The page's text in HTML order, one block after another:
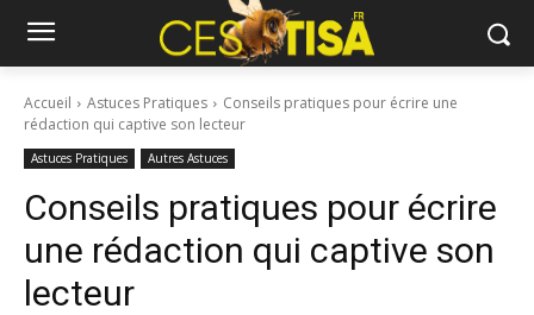
Accueil Astuces Pratiques
Conseils pratiques pour écrire une
rédaction qui captive son lecteur
Astuces Pratiques Autres Astuces
Conseils pratiques pour écrire
une rédaction qui captive son
lecteur